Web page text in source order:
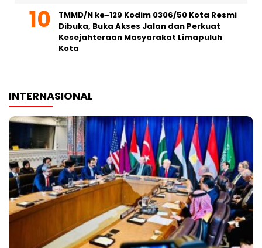
TMMD/N ke-129 Kodim 0306/50 Kota Resmi
Dibuka, Buka Akses Jalan dan Perkuat
Kesejahteraan Masyarakat Limapuluh
Kota
INTERNASIONAL